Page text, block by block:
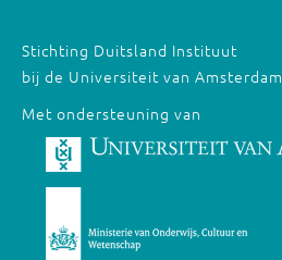
Stichting Duitsland Instituut
bij de Universiteit van Amsterdam
Met ondersteuning van